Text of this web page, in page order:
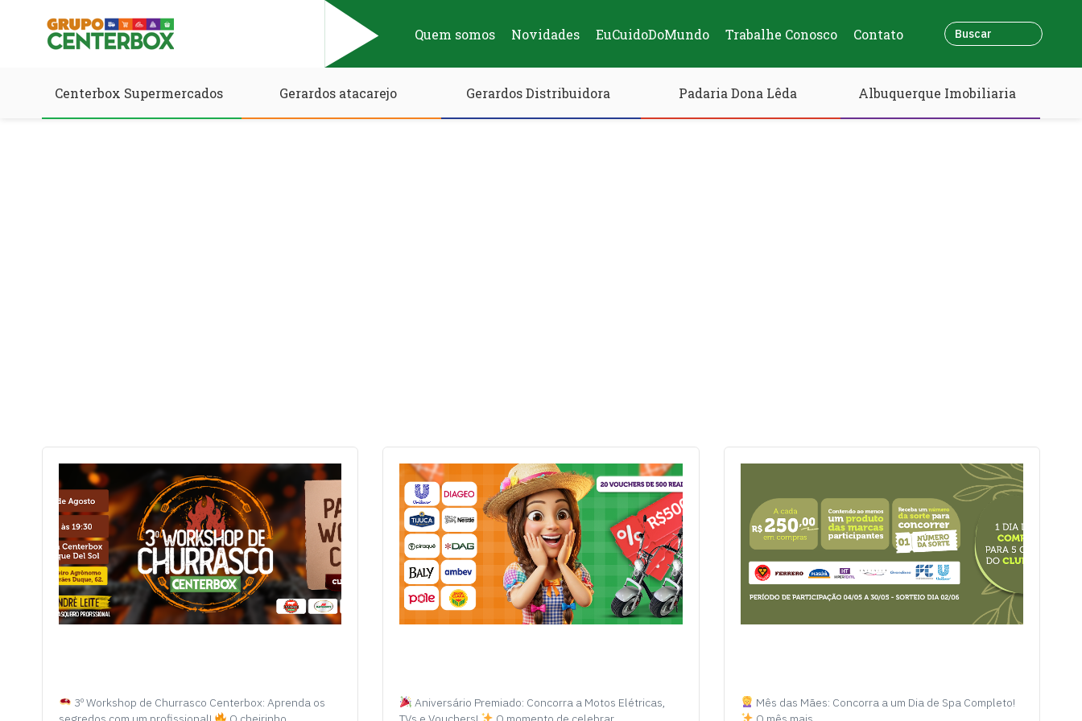
Quem somos Novidades EuCuidoDoMundo Trabalhe Conosco Contato
Centerbox Supermercados Gerardos atacarejo Gerardos Distribuidora Padaria Dona Lêda Albuquerque Imobiliaria
3º Workshop de Churrasco Centerbox: Aprenda os
Aniversário Premiado: Concorra a Motos Elétricas,
Mês das Mães: Concorra a um Dia de Spa Completo!